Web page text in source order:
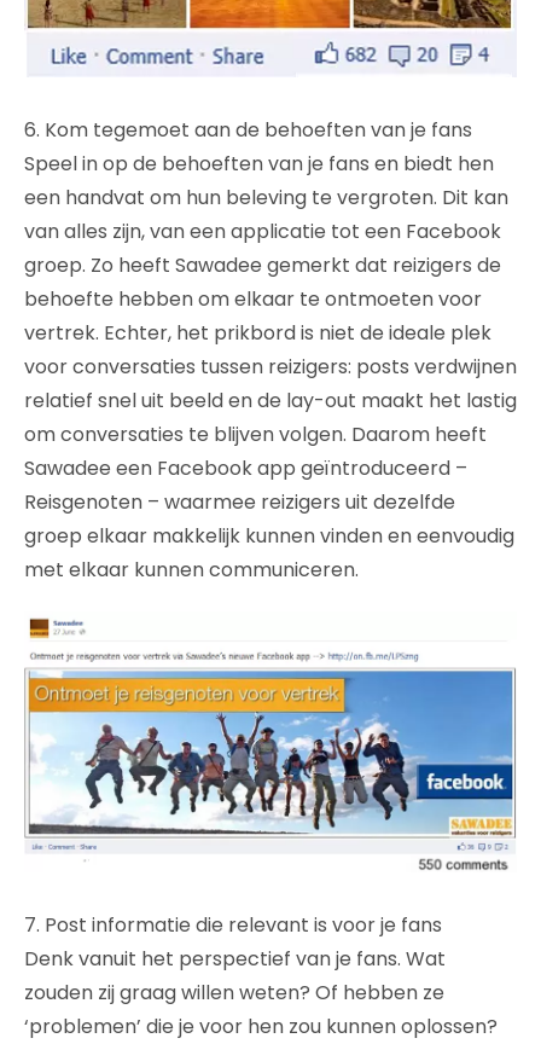
6. Kom tegemoet aan de behoeften van je fans
Speel in op de behoeften van je fans en biedt hen
een handvat om hun beleving te vergroten. Dit kan
van alles zijn, van een applicatie tot een Facebook
groep. Zo heeft Sawadee gemerkt dat reizigers de
behoefte hebben om elkaar te ontmoeten voor
vertrek. Echter, het prikbord is niet de ideale plek
voor conversaties tussen reizigers: posts verdwijnen
relatief snel uit beeld en de lay-out maakt het lastig
om conversaties te blijven volgen. Daarom heeft
Sawadee een Facebook app geïntroduceerd –
Reisgenoten – waarmee reizigers uit dezelfde
groep elkaar makkelijk kunnen vinden en eenvoudig
met elkaar kunnen communiceren.
7. Post informatie die relevant is voor je fans
Denk vanuit het perspectief van je fans. Wat
zouden zij graag willen weten? Of hebben ze
‘problemen’ die je voor hen zou kunnen oplossen?